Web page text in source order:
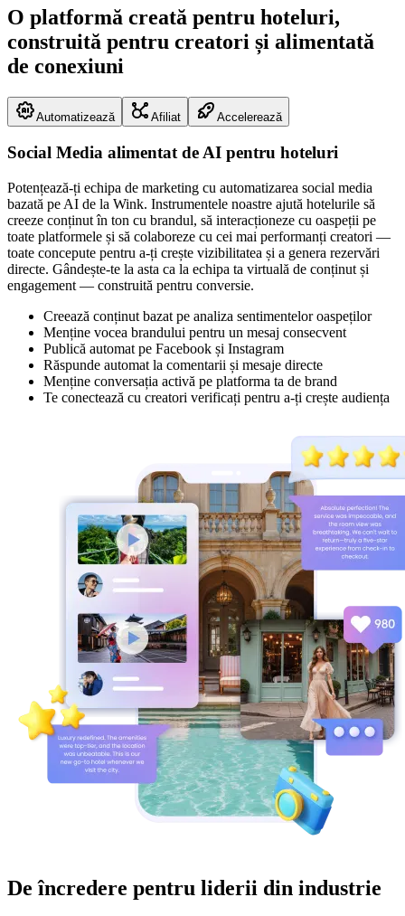
O platformă creată pentru hoteluri,
construită pentru creatori și alimentată
de conexiuni
Automatizează Afiliat Accelerează
Social Media alimentat de AI pentru hoteluri
Potențează-ți echipa de marketing cu automatizarea social media
bazată pe AI de la Wink. Instrumentele noastre ajută hotelurile să
creeze conținut în ton cu brandul, să interacționeze cu oaspeții pe
toate platformele și să colaboreze cu cei mai performanți creatori —
toate concepute pentru a-ți crește vizibilitatea și a genera rezervări
directe. Gândește-te la asta ca la echipa ta virtuală de conținut și
engagement — construită pentru conversie.
Creează conținut bazat pe analiza sentimentelor oaspeților
Menține vocea brandului pentru un mesaj consecvent
Publică automat pe Facebook și Instagram
Răspunde automat la comentarii și mesaje directe
Menține conversația activă pe platforma ta de brand
Te conectează cu creatori verificați pentru a-ți crește audiența
De încredere pentru liderii din industrie